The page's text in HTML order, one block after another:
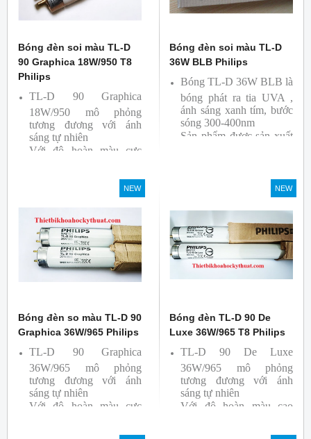
Bóng đèn soi màu TL-D
90 Graphica 18W/950 T8
Philips
TL-D 90 Graphica
18W/950 mô phỏng
tương đương với ánh
sáng tự nhiên
Với độ hoàn màu cực
Sản phẩm được sản xuất
bởi hãng Philips, xuất xứ
Ba lan
Bóng đèn soi màu TL-D
36W BLB Philips
Bóng TL-D 36W BLB là
bóng phát ra tia UVA ,
ánh sáng xanh tím, bước
sóng 300-400nm
Sản phẩm được sản xuất
NEW
Bóng đèn so màu TL-D 90
Graphica 36W/965 Philips
TL-D 90 Graphica
36W/965 mô phỏng
tương đương với ánh
sáng tự nhiên
Với độ hoàn màu cực
NEW
Bóng đèn TL-D 90 De
Luxe 36W/965 T8 Philips
TL-D 90 De Luxe
36W/965 mô phỏng
tương đương với ánh
sáng tự nhiên
Với độ hoàn màu cao